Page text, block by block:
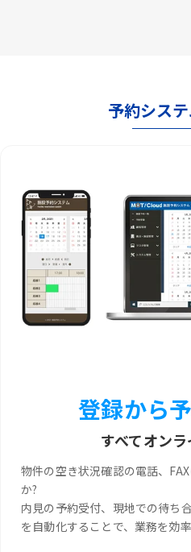
予約シス
登録から
すべてオン
物件の空き状況確認の電話、
か?
内見の予約受付、現地での待ち
を自動化することで、業務を効率